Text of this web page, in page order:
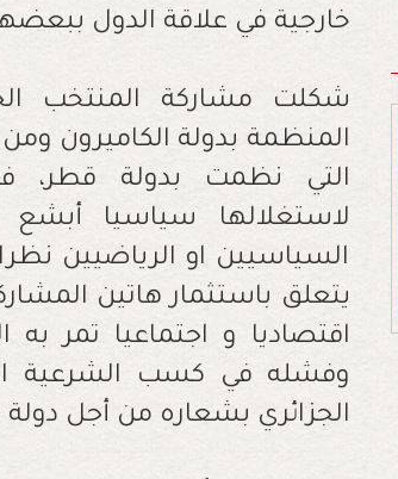
خارجية في علاقة الدول
شكلت مشاركة المنتخب
المنظمة بدولة الكاميرون
التي نظمت بدولة قطر،
لاستغلالها سياسيا
السياسيين او الرياضيين
يتعلق باستثمار هاتين
اقتصاديا و اجتماعيا تمر به
وفشله في كسب الشرعية
الجزائري بشعاره من أجل